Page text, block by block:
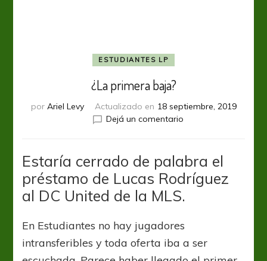
ESTUDIANTES LP
¿La primera baja?
por Ariel Levy Actualizado en 18 septiembre, 2019
Dejá un comentarioen
baja?
Estaría cerrado de palabra el
préstamo de Lucas Rodríguez
al DC United de la MLS.
En Estudiantes no hay jugadores
intransferibles y toda oferta iba a ser